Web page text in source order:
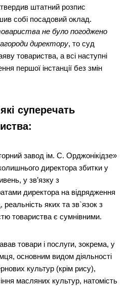
штатний розпис
собі посадовий оклад.
не було погоджено
директору, то суд
товариства, а всі наступні
першої інстанції без змін
суперечать
завод ім. С. Орджонікідзе»
директора збитки у
у зв’язку з
директора на відрядження
яких та зв`язок з
товариства є сумнівними.
товари і послуги, зокрема, у
основним видом діяльності
культур (крім рису),
масляних культур, натомість